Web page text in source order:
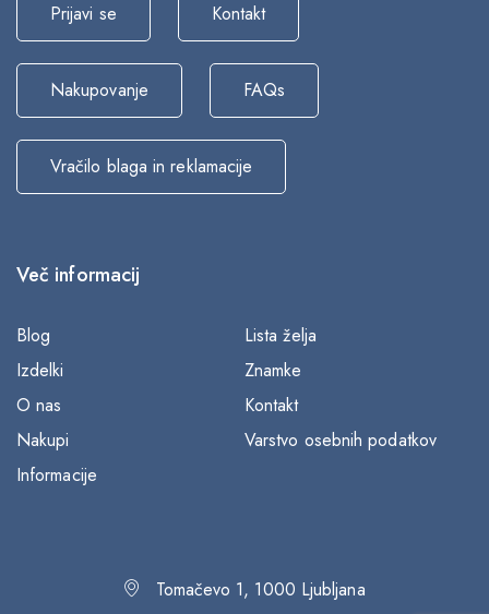
Prijavi se Kontakt
Nakupovanje FAQs
Vračilo blaga in reklamacije
Več informacij
Blog
Lista želja
Izdelki
Znamke
O nas
Kontakt
Nakupi
Varstvo osebnih podatkov
Informacije
Tomačevo 1, 1000 Ljubljana